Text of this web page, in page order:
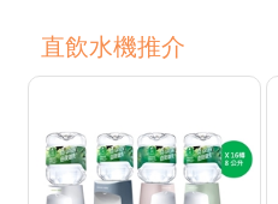
直飲水機推介